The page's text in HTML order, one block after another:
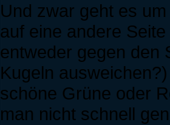
Und zwar geht es
auf eine andere
entweder gegen den
Kugeln
schöne Grüne oder
man nicht schnell